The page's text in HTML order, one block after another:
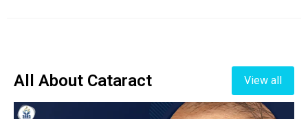
All About Cataract View all